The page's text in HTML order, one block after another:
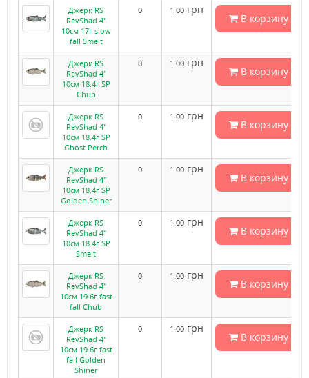
Джерк RS
RevShad 4"
10см 17г slow
fall Smelt
0 1.00 грн
В корзину
Джерк RS
RevShad 4"
10см 18.4г SP
Chub
0 1.00 грн
В корзину
Джерк RS
RevShad 4"
10см 18.4г SP
Ghost Perch
0 1.00 грн
В корзину
Джерк RS
RevShad 4"
10см 18.4г SP
Golden Shiner
0 1.00 грн
В корзину
Джерк RS
RevShad 4"
10см 18.4г SP
Smelt
0 1.00 грн
В корзину
Джерк RS
RevShad 4"
10см 19.6г fast
fall Chub
0 1.00 грн
В корзину
Джерк RS
RevShad 4"
10см 19.6г fast
fall Golden
Shiner
0 1.00 грн
В корзину